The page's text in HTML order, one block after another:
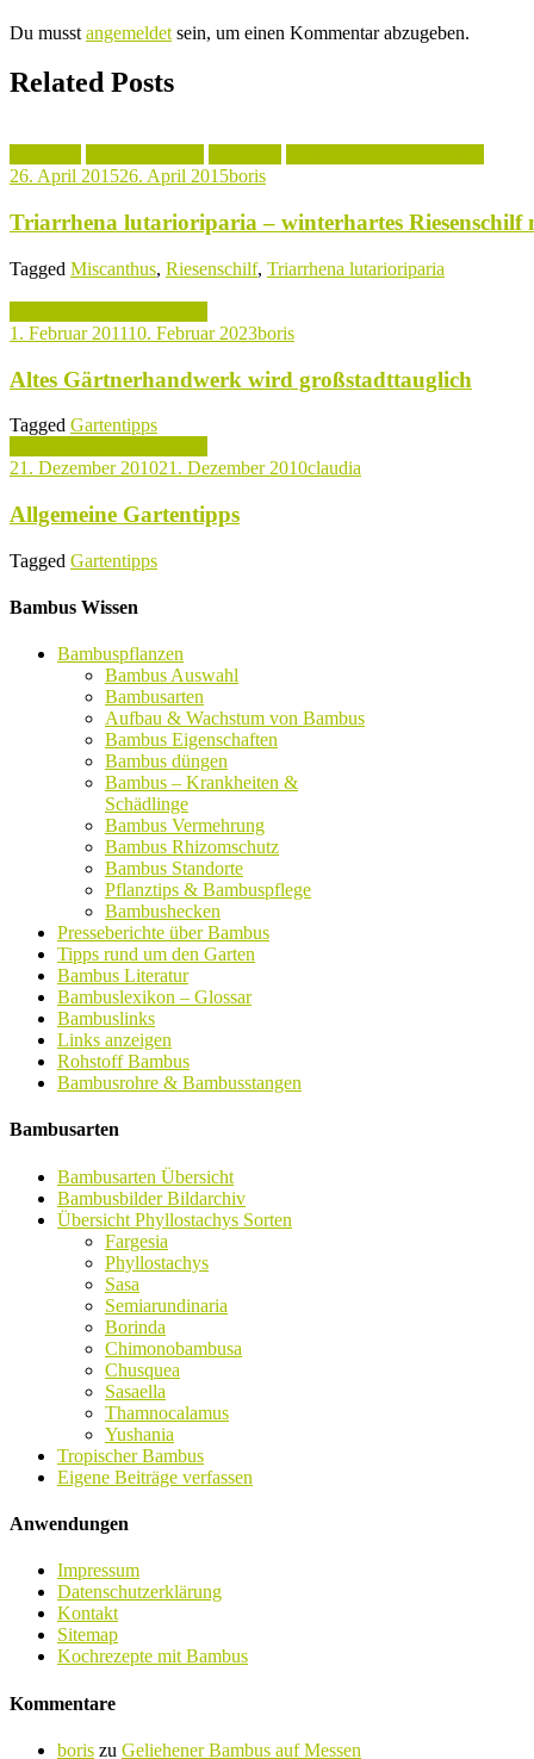
Du musst angemeldet sein, um einen Kommentar abzugeben.
Related Posts
26. April 201526. April 2015boris
Triarrhena lutarioriparia – winterhartes Riesenschilf
Tagged Miscanthus, Riesenschilf, Triarrhena lutarioriparia
1. Februar 201110. Februar 2023boris
Altes Gärtnerhandwerk wird großstadttauglich
Tagged Gartentipps
21. Dezember 201021. Dezember 2010claudia
Allgemeine Gartentipps
Tagged Gartentipps
Bambus Wissen
Bambuspflanzen
Bambus Auswahl
Bambusarten
Aufbau & Wachstum von Bambus
Bambus Eigenschaften
Bambus düngen
Bambus – Krankheiten &
Schädlinge
Bambus Vermehrung
Bambus Rhizomschutz
Bambus Standorte
Pflanztips & Bambuspflege
Bambushecken
Presseberichte über Bambus
Tipps rund um den Garten
Bambus Literatur
Bambuslexikon – Glossar
Bambuslinks
Links anzeigen
Rohstoff Bambus
Bambusrohre & Bambusstangen
Bambusarten
Bambusarten Übersicht
Bambusbilder Bildarchiv
Übersicht Phyllostachys Sorten
Fargesia
Phyllostachys
Sasa
Semiarundinaria
Borinda
Chimonobambusa
Chusquea
Sasaella
Thamnocalamus
Yushania
Tropischer Bambus
Eigene Beiträge verfassen
Anwendungen
Impressum
Datenschutzerklärung
Kontakt
Sitemap
Kochrezepte mit Bambus
Kommentare
boris zu Geliehener Bambus auf Messen